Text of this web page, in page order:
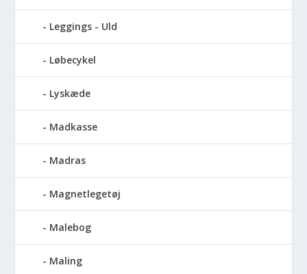
Leggings - Uld
Løbecykel
Lyskæde
Madkasse
Madras
Magnetlegetøj
Malebog
Maling